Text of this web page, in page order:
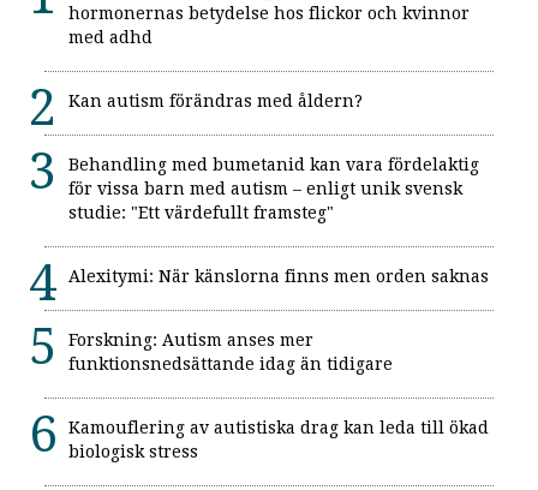
hormonernas betydelse hos flickor och kvinnor
med adhd
Kan autism förändras med åldern?
Behandling med bumetanid kan vara fördelaktig
för vissa barn med autism – enligt unik svensk
studie: "Ett värdefullt framsteg"
Alexitymi: När känslorna finns men orden saknas
Forskning: Autism anses mer
funktionsnedsättande idag än tidigare
Kamouflering av autistiska drag kan leda till ökad
biologisk stress